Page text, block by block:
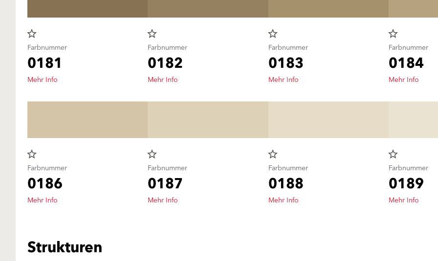
star_border
Farbnummer
0181
Mehr Info
star_border
Farbnummer
0182
Mehr Info
star_border
Farbnummer
0183
Mehr Info
star_border
Farbnummer
0184
Mehr Info
star_border
Farbnummer
0186
Mehr Info
star_border
Farbnummer
0187
Mehr Info
star_border
Farbnummer
0188
Mehr Info
star_border
Farbnummer
0189
Mehr Info
Strukturen